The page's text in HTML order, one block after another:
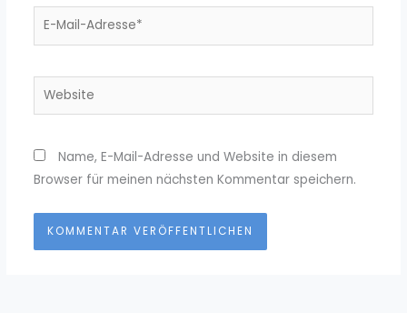
E-
Website
Name, E-Mail-Adresse und Website in diesem
Browser für meinen nächsten Kommentar speichern.